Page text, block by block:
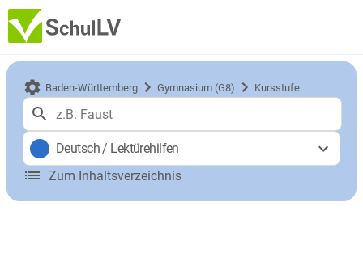
Baden-Württemberg Gymnasium (G8) Kursstufe
Deutsch/ Lektürehilfen
Zum Inhaltsverzeichnis